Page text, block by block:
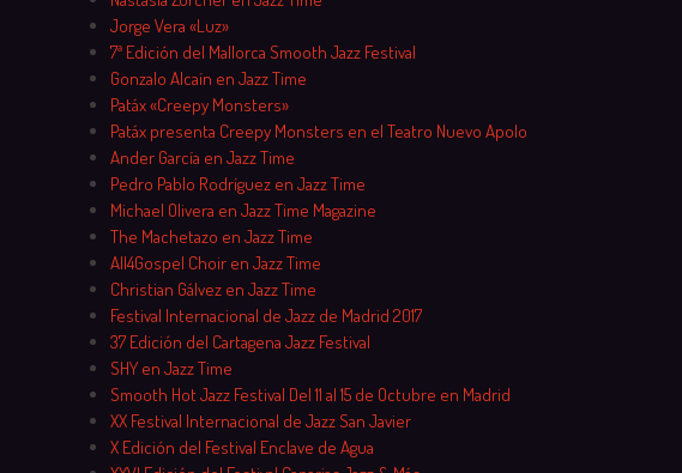
Jorge Vera «Luz»
7ª Edición del Mallorca Smooth Jazz Festival
Gonzalo Alcaín en Jazz Time
Patáx «Creepy Monsters»
Patáx presenta Creepy Monsters en el Teatro Nuevo Apolo
Ander García en Jazz Time
Pedro Pablo Rodríguez en Jazz Time
Michael Olivera en Jazz Time Magazine
The Machetazo en Jazz Time
All4Gospel Choir en Jazz Time
Christian Gálvez en Jazz Time
Festival Internacional de Jazz de Madrid 2017
37 Edición del Cartagena Jazz Festival
SHY en Jazz Time
Smooth Hot Jazz Festival Del 11 al 15 de Octubre en Madrid
XX Festival Internacional de Jazz San Javier
X Edición del Festival Enclave de Agua